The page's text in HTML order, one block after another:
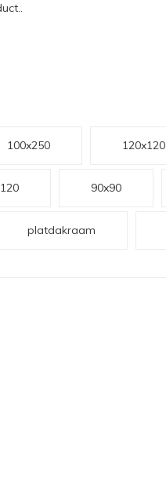
100x250 120x120
90x90
platdakraam